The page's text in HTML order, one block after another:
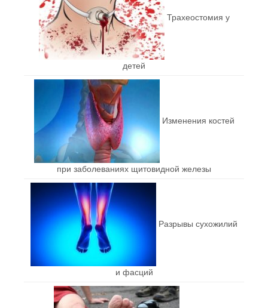
Трахеостомия у
детей
Изменения костей
при заболеваниях щитовидной железы
Разрывы сухожилий
и фасций